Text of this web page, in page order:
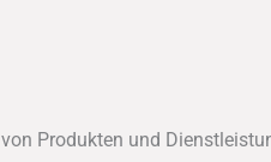
Produkten und